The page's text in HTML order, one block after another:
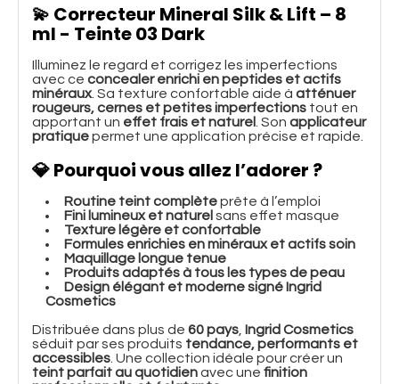
💫 Correcteur Mineral Silk & Lift – 8
ml - Teinte 03 Dark
Illuminez le regard et corrigez les imperfections
avec ce concealer enrichi en peptides et actifs
minéraux. Sa texture confortable aide à atténuer
rougeurs, cernes et petites imperfections tout en
apportant un effet frais et naturel . Son applicateur
pratiquepermet une application précise et rapide.
💎Pourquoi vous allez l’adorer ?
Routine teint complèteprête à l’emploi
Fini lumineux et naturelsans effet masque
Texture légère et confortable
Formules enrichies en minéraux et actifs soin
Maquillage longue tenue
Produits adaptés à tous les types de peau
Design élégant et moderne signé Ingrid
Cosmetics
Distribuée dans plus de 60 pays Ingrid Cosmetics
séduit par ses produits tendance, performants et
accessibles . Une collection idéale pour créer un
teint parfait au quotidienavec une finition